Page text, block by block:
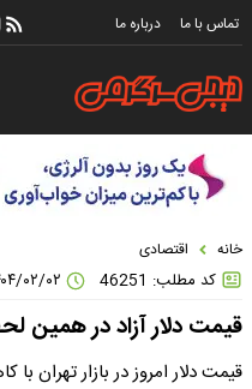
تماس با ما درباره ما
خانه اقتصادی
کد مطلب: 46251
قیمت دلار آزاد در همین